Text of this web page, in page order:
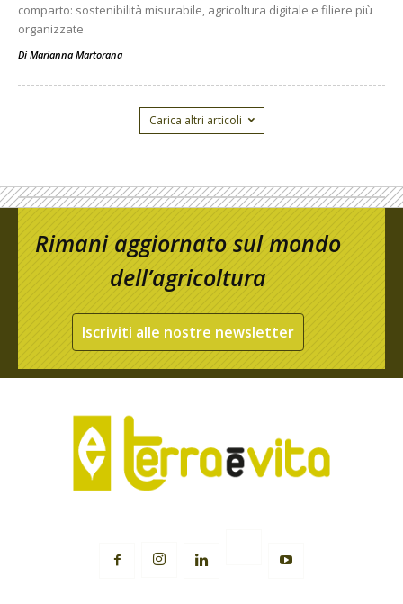
comparto: sostenibilità misurabile, agricoltura digitale e filiere più
organizzate
Di Marianna Martorana
Carica altri articoli
Rimani aggiornato sul mondo
dell’agricoltura
Iscriviti alle nostre newsletter